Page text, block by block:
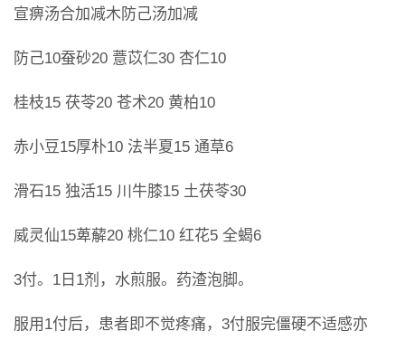
宣痹汤合加减木防己汤加减
防己10蚕砂20 薏苡仁30 杏仁10
桂枝15 茯苓20 苍术20 黄柏10
赤小豆15厚朴10 法半夏15 通草6
滑石15 独活15 川牛膝15 土茯苓30
威灵仙15萆薢20 桃仁10 红花5 全蝎6
3付。1日1剂，水煎服。药渣泡脚。
服用1付后，患者即不觉疼痛，3付服完僵硬不适感亦